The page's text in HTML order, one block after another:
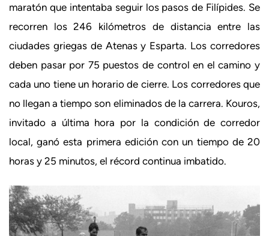
maratón que intentaba seguir los pasos de Filípides. Se
recorren los 246 kilómetros de distancia entre las
ciudades griegas de Atenas y Esparta. Los corredores
deben pasar por 75 puestos de control en el camino y
cada uno tiene un horario de cierre. Los corredores que
no llegan a tiempo son eliminados de la carrera. Kouros,
invitado a última hora por la condición de corredor
local, ganó esta primera edición con un tiempo de 20
horas y 25 minutos, el récord continua imbatido.